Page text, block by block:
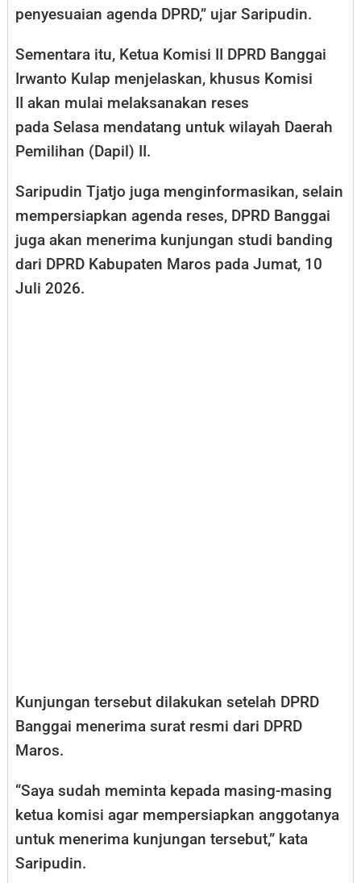
penyesuaian agenda DPRD,” ujar Saripudin.
Sementara itu, Ketua Komisi II DPRD Banggai
Irwanto Kulap menjelaskan, khusus Komisi
II akan mulai melaksanakan reses
pada Selasa mendatang untuk wilayah Daerah
Pemilihan (Dapil) II.
Saripudin Tjatjo juga menginformasikan, selain
mempersiapkan agenda reses, DPRD Banggai
juga akan menerima kunjungan studi banding
dari DPRD Kabupaten Maros pada Jumat, 10
Juli 2026.
Kunjungan tersebut dilakukan setelah DPRD
Banggai menerima surat resmi dari DPRD
Maros.
“Saya sudah meminta kepada masing-masing
ketua komisi agar mempersiapkan anggotanya
untuk menerima kunjungan tersebut,” kata
Saripudin.